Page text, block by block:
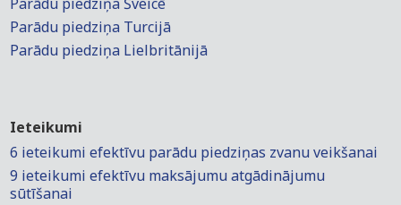
Parādu piedziņa Turcijā
Parādu piedziņa Lielbritānijā
Ieteikumi
6 ieteikumi efektīvu parādu piedziņas zvanu veikšanai
9 ieteikumi efektīvu maksājumu atgādinājumu
sūtīšanai